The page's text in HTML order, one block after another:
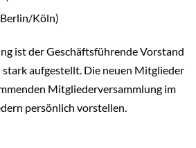
Köln)
ist der Geschäftsführende Vorstand
aufgestellt. Die neuen Mitglieder
Mitgliederversammlung im
persönlich vorstellen.